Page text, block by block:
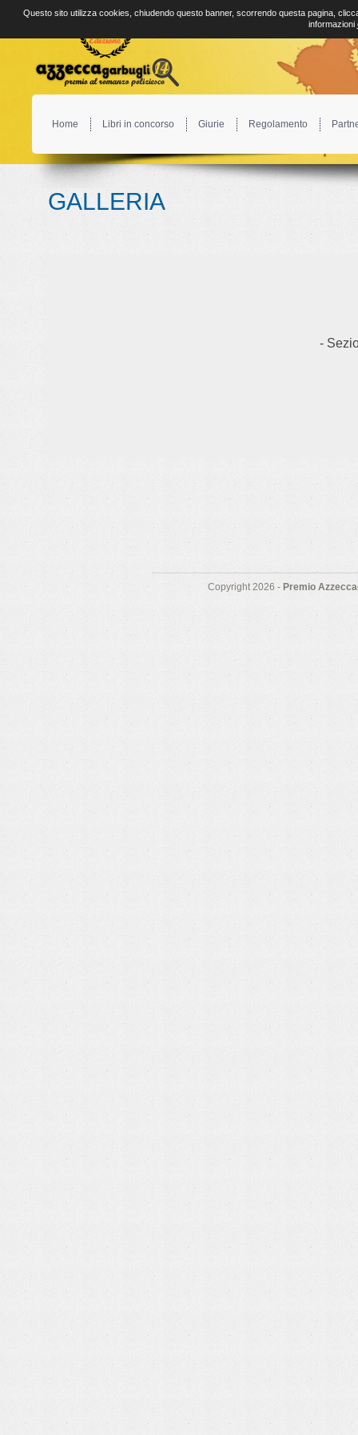
Home Libri in concorso Giurie Regolamento
GALLERIA
-
Copyright 2026 - Premio
Questo sito utilizza cookies, chiudendo questo banner, scorrendo questa pagina,
informazioni